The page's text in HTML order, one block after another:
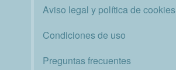
Aviso legal y política de cookies
Condiciones de uso
Preguntas frecuentes